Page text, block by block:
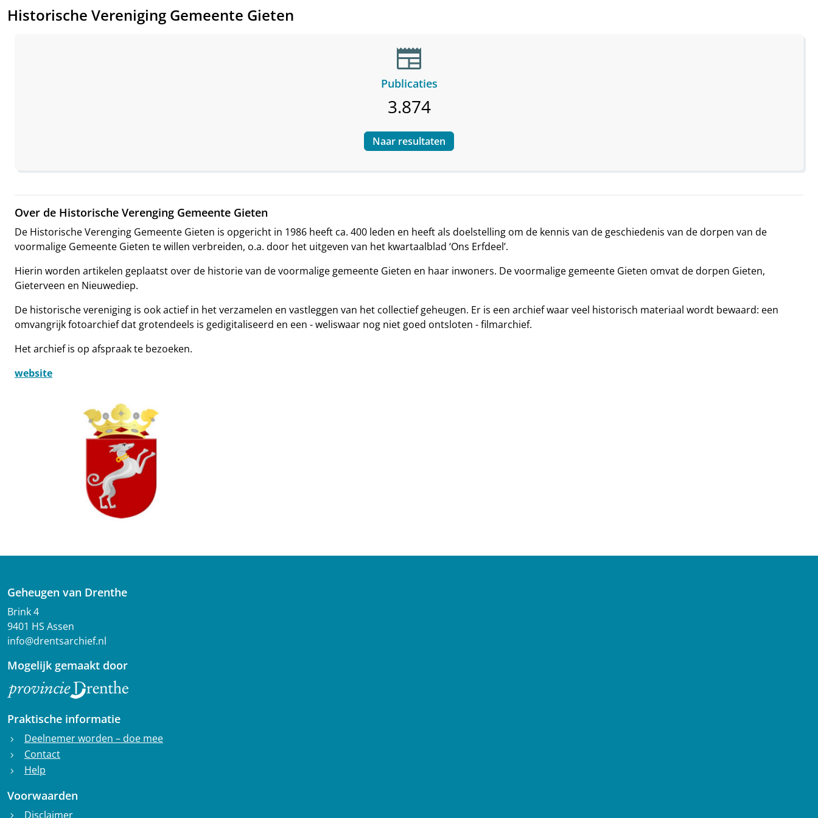
Historische Vereniging Gemeente Gieten
newspaper
Publicaties
3.874
Naar resultaten
Over de Historische Verenging Gemeente Gieten
De Historische Verenging Gemeente Gieten is opgericht in 1986 heeft ca. 400 leden en heeft als doelstelling om de kennis van de geschiedenis van de dorpen van de
voormalige Gemeente Gieten te willen verbreiden, o.a. door het uitgeven van het kwartaalblad ‘Ons Erfdeel’.
Hierin worden artikelen geplaatst over de historie van de voormalige gemeente Gieten en haar inwoners. De voormalige gemeente Gieten omvat de dorpen Gieten,
Gieterveen en Nieuwediep.
De historische vereniging is ook actief in het verzamelen en vastleggen van het collectief geheugen. Er is een archief waar veel historisch materiaal wordt bewaard: een
omvangrijk fotoarchief dat grotendeels is gedigitaliseerd en een - weliswaar nog niet goed ontsloten - filmarchief.
Het archief is op afspraak te bezoeken.
website
Geheugen van Drenthe
Brink 4
9401 HS Assen
info@drentsarchief.nl
Mogelijk gemaakt door
Praktische informatie
chevron_right Deelnemer worden – doe mee
chevron_right Contact
chevron_right Help
Voorwaarden
Disclaimer